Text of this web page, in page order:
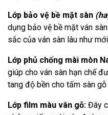
Lớp bảo vệ bề mặt sàn
dụng bảo vệ bề mặt ván
sắc của ván sàn lâu như
Lớp phủ chống mài mòn
giúp cho ván sàn hạn chế
tang độ bền cho tấm sàn gỗ
Lớp film màu vân gỗ: Đây